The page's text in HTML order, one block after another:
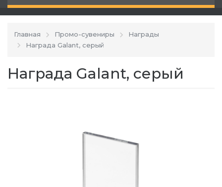
Главная Промо-сувениры
Награды
Награда Galant, серый
Награда Galant, серый